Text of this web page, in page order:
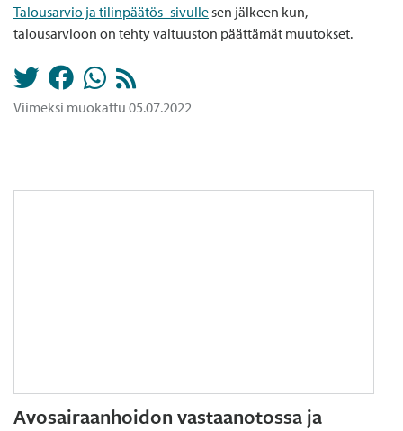
Talousarvio ja tilinpäätös -sivulle sen jälkeen kun,
talousarvioon on tehty valtuuston päättämät muutokset.
Viimeksi muokattu 05.07.2022
Avosairaanhoidon vastaanotossa ja